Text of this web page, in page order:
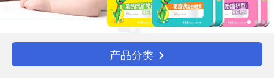
产品分类